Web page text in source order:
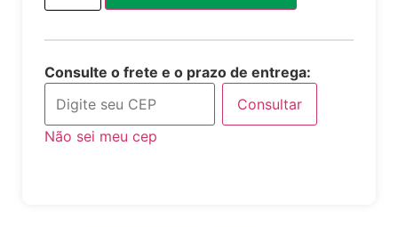
Consulte o frete e o prazo de entrega:
Consultar
Não sei meu cep